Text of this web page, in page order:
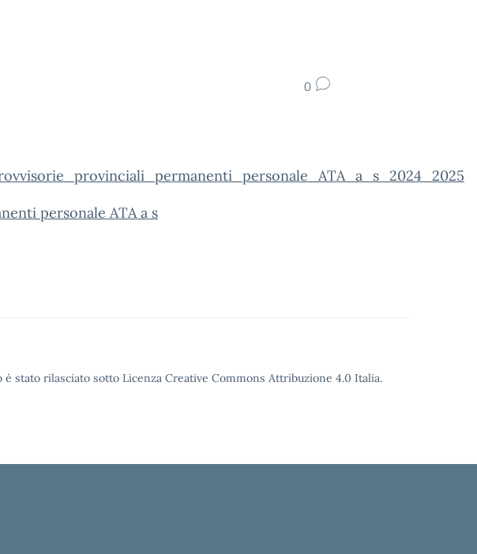
0
personale ATA a s
stato rilasciato sotto Licenza Creative Commons Attribuzione 4.0 Italia.